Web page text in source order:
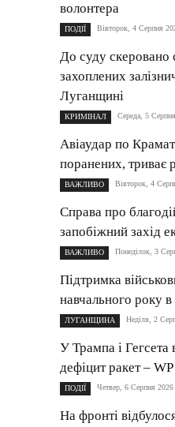
волонтера
ПОДІЇ Вівторок, 4 Серпня
До суду скеровано
захоплених
Луганщині
КРИМІНАЛ Середа, 5
Авіаудар по
поранених, триває
ВАЖЛИВО Вівторок, 4
Справа про
запобіжний захід
ВАЖЛИВО Понеділок, 3
Підтримка
навчального року
ЛУГАНЩИНА Неділя, 2
У Трампа і Гегсета
дефіцит ракет – WP
ПОДІЇ Четвер, 6 Серпня
На фронті